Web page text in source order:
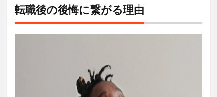
須？
転職後の後悔に繋がる理由